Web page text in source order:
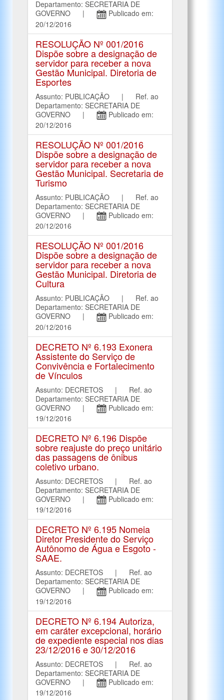
Departamento: SECRETARIA DE
GOVERNO |
Publicado em:
20/12/2016
RESOLUÇÃO Nº 001/2016
Dispõe sobre a designação de
servidor para receber a nova
Gestão Municipal. Diretoria de
Esportes
Assunto: PUBLICAÇÃO | Ref. ao
Departamento: SECRETARIA DE
GOVERNO |
Publicado em:
20/12/2016
RESOLUÇÃO Nº 001/2016
Dispõe sobre a designação de
servidor para receber a nova
Gestão Municipal. Secretaria de
Turismo
Assunto: PUBLICAÇÃO | Ref. ao
Departamento: SECRETARIA DE
GOVERNO |
Publicado em:
20/12/2016
RESOLUÇÃO Nº 001/2016
Dispõe sobre a designação de
servidor para receber a nova
Gestão Municipal. Diretoria de
Cultura
Assunto: PUBLICAÇÃO | Ref. ao
Departamento: SECRETARIA DE
GOVERNO |
Publicado em:
20/12/2016
DECRETO Nº 6.193 Exonera
Assistente do Serviço de
Convivência e Fortalecimento
de Vínculos
Assunto: DECRETOS | Ref. ao
Departamento: SECRETARIA DE
GOVERNO |
Publicado em:
19/12/2016
DECRETO Nº 6.196 Dispõe
sobre reajuste do preço unitário
das passagens de ônibus
coletivo urbano.
Assunto: DECRETOS | Ref. ao
Departamento: SECRETARIA DE
GOVERNO |
Publicado em:
19/12/2016
DECRETO Nº 6.195 Nomeia
Diretor Presidente do Serviço
Autônomo de Água e Esgoto -
SAAE.
Assunto: DECRETOS | Ref. ao
Departamento: SECRETARIA DE
GOVERNO |
Publicado em:
19/12/2016
DECRETO Nº 6.194 Autoriza,
em caráter excepcional, horário
de expediente especial nos dias
23/12/2016 e 30/12/2016
Assunto: DECRETOS | Ref. ao
Departamento: SECRETARIA DE
GOVERNO |
Publicado em:
19/12/2016